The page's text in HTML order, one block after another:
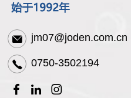
jm07@joden.com.cn
0750-3502194